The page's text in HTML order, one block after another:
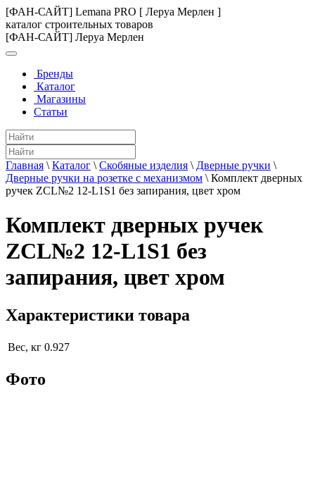
[ФАН-САЙТ] Lemana PRO [ Леруа Мерлен ]
каталог строительных товаров
[ФАН-САЙТ] Леруа Мерлен
Бренды
Каталог
Магазины
Статьи
Главная \ Каталог \ Скобяные изделия \ Дверные ручки \
Дверные ручки на розетке с механизмом \ Комплект дверных
ручек ZCL№2 12-L1S1 без запирания, цвет хром
Комплект дверных ручек
ZCL№2 12-L1S1 без
запирания, цвет хром
Характеристики товара
Вес, кг 0.927
Фото